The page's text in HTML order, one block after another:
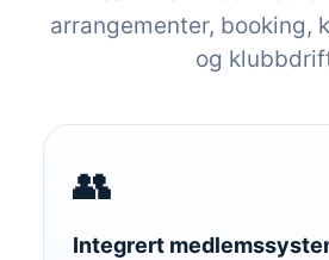
arrangementer, booking,
og
👥
Integrert